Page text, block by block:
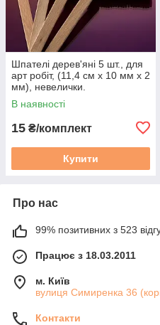
Шпателі дерев'яні 5 шт., для
арт робіт, (11,4 см х 10 мм х 2
мм), невелички.
В наявності
15 ₴/комплект
Купити
Про нас
99% позитивних з 523
Працює з 18.03.2011
м. Київ
вулиця Симиренка 36
Контакти